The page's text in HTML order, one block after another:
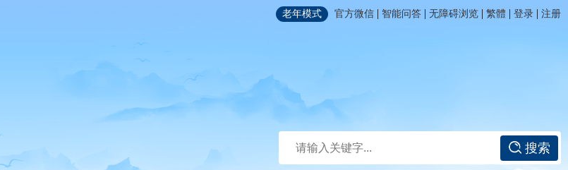
老年模式 官方微信 | 智能问答 | 无障碍浏览 | 繁體 | 登录 | 注册
搜索